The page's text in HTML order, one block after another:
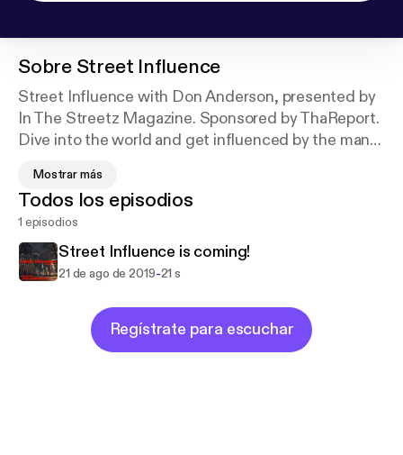
Sobre Street Influence
Street Influence with Don Anderson, presented by
In The Streetz Magazine. Sponsored by ThaReport.
Dive into the world and get influenced by the man
Listen as he navigates through music, business,
current events, politics, and so much more!!
Mostrar más
Todos los episodios
1 episodios
Street Influence is coming!
21 de ago de 2019-21 s
Regístrate para escuchar